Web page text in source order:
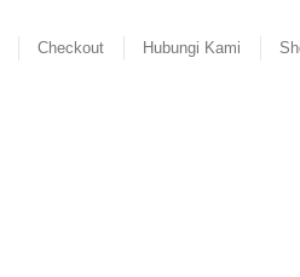
Checkout Hubungi Kami